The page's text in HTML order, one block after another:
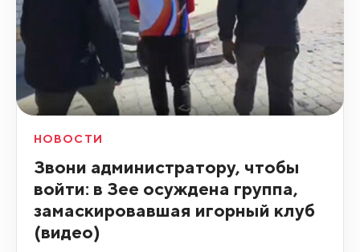
НОВОСТИ
Звони администратору, чтобы
войти: в Зее осуждена группа,
замаскировавшая игорный клуб
(видео)